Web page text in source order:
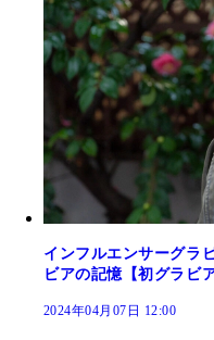
インフルエンサーグラ
ビアの記憶【初グラビ
2024年04月07日 12:00